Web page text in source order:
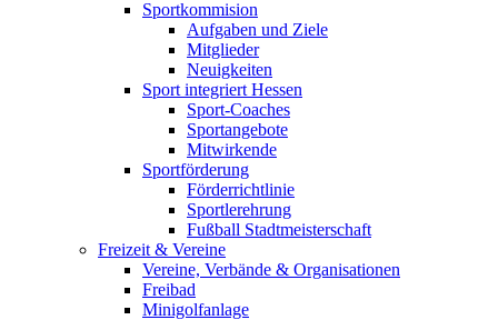
Sportkommision
Aufgaben und Ziele
Mitglieder
Neuigkeiten
Sport integriert Hessen
Sport-Coaches
Sportangebote
Mitwirkende
Sportförderung
Förderrichtlinie
Sportlerehrung
Fußball Stadtmeisterschaft
Freizeit & Vereine
Vereine, Verbände & Organisationen
Freibad
Minigolfanlage